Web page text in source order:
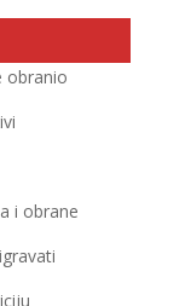
obranio
i obrane